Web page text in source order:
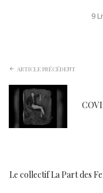
9
ARTICLE PRÉCÉDENT
Le collectif La Part des